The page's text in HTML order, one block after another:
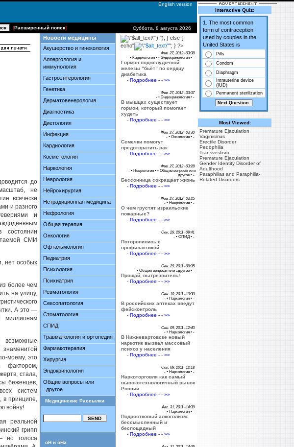
English version
Суббота, 8 августа 2026
до
не
всячески
и разного
и
состоянии
СМИ
нет особых
более чем
на улицу,
А это —
миллионам
знаменитой
моему, это
стала,
беженцев,
систем
в принципе,
войну!
реальной
грипп
но голоса
Новости медицины
Акушерство и гинекология
Аллергология и
иммунология
Гастроэнтерология
Генетика
Дерматовенерология
Диагностика
Диетология
Инфекция
Кардиология
Косметология
Наркология
Неврология
Нейрохирургия
Нетрадиционная медицина
Нефрология
Общая терапия
Онкология
Офтальмология
Педиатрия
Психология
Психиатрия
Ревматология
Сексопатология
Стоматология
СПИД
Травматология и ортопедия
Фармакотерапия
Хирургия
Эндокринология
Общие вопросы или
..другое
Медицинские Рассылки
оН и оНа
[Расширенный поиск]
Interactive Quiz:
1. The most common
form of contraception
used by couples in the
United States is
Pills
Condom
Diaphragm
Intrauterine device
(IUD)
Permanent sterilization
Most Viewed:
Premature Ejaculation
Vaginismus
Erectile Disorder
Pedophilia
Transvestism
Premature Ejaculation
Gender Identity Disorder of
Adulthood
Paraphilias and Paraphilia-
Related Disorders
');"); } else {
echo"
"; } ?>
Фев. 27, 2012 -03:38
- • Кардиология • • Эндокринология • -
Гормон поджелудочной
железы “бьёт” по сердцу
диабетика
- Подробнее - - »»
Фев. 27, 2012 -03:37
- • Эндокринология • -
В мышцах существует
гормон, который помогает
худеть
- Подробнее - - »»
Фев. 27, 2012 -03:30
- • Онкология • -
Семечки помогут
предотвратить рак
- Подробнее - - »»
Фев. 27, 2012 -03:28
- • Неврология • • Общие вопросы или
..другое • -
Бессонница сокращает жизнь
- Подробнее - - »»
Фев. 27, 2012 -03:25
- • Неврология • -
О чем грустят израильские
пожарные?
- Подробнее - - »»
Сен. 29, 2011 -09:41
- • СПИД• -
Поторопились с
профилактикой
- Подробнее - - »»
Сен. 29, 2011 -09:35
- • Общие вопросы или ..другое • -
Прощай, вытрезвитель!
- Подробнее - - »»
Сен. 10, 2011 -10:30
- • Наркология • -
В российских аптеках введут
фейсконтроль
- Подробнее - - »»
Сен. 09, 2011 -12:40
- • Наркология • -
В Нижневартовске новый
наркотик вызвал массовый
психоз у населения
- Подробнее - - »»
Сен. 09, 2011 -12:18
- • Наркология • -
Наркоторговля как самый
высокотехнологичный рынок
России
- Подробнее - - »»
Авг. 31, 2011 -14:39
- • Наркология • -
Подростковый алкоголизм:
бессмысленный и
беспощадный
- Подробнее - - »»